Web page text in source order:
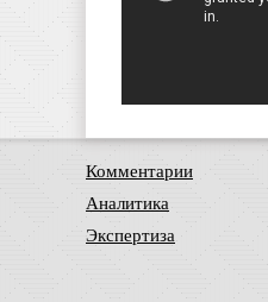
Комментарии
Аналитика
Экспертиза